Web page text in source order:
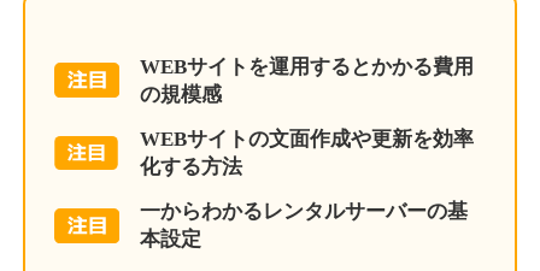
WEBサイトを運用するとかかる費用
の規模感
WEBサイトの文面作成や更新を効率
化する方法
一からわかるレンタルサーバーの基
本設定